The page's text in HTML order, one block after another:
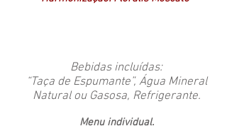
Bebidas incluídas:
“Taça de Espumante”, Água Mineral
Natural ou Gasosa, Refrigerante.
Menu individual.